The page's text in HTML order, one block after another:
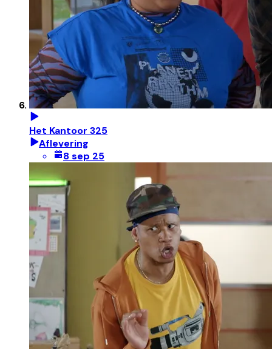
Het Kantoor 325
Aflevering
8 sep 25